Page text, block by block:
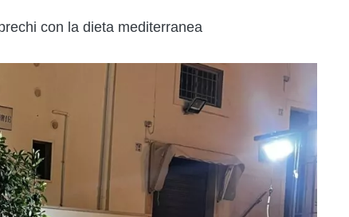
con la dieta mediterranea